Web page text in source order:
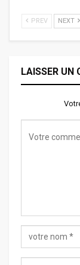
PREV NEXT
LAISSER UN